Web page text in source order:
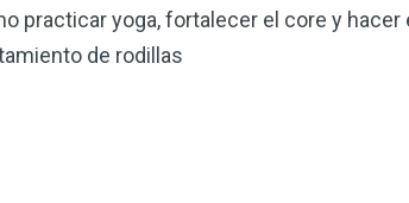
practicar yoga, fortalecer el core y
de rodillas